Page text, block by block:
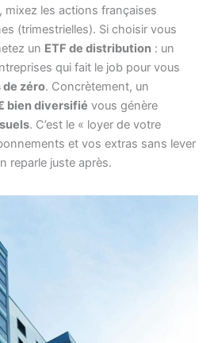
mixez les actions françaises
(trimestrielles). Si choisir vous
un ETF de distribution : un
qui fait le job pour vous
zéro. Concrètement, un
bien diversifié vous génère
. C’est le « loyer de votre
et vos extras sans lever
reparle juste après.